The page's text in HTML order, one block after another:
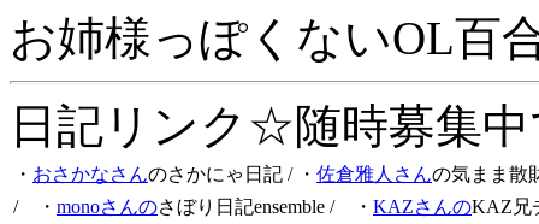
お姉様っぽくないOL百
日記リンク☆随時募集
・ おさかなさんのさかにゃ日記 / ・ 佐倉雅人さんの気まま散
/ ・ monoさんのさぼり日記ensemble / ・ KAZさんのKAZ兄